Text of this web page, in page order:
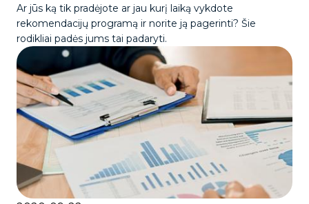
Ar jūs ką tik pradėjote ar jau kurį laiką vykdote
rekomendacijų programą ir norite ją pagerinti? Šie
rodikliai padės jums tai padaryti.